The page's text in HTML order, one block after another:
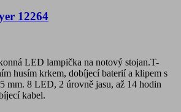
12264
LED lampička na notový stojan.T-
husím krkem, dobíjecí baterií a klipem s
mm. 8 LED, 2 úrovně jasu, až 14 hodin
kabel.